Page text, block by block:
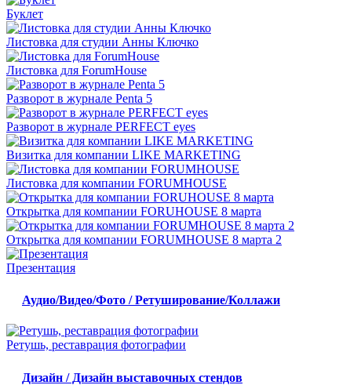
Буклет
Листовка для студии Анны Ключко
Листовка для ForumHouse
Разворот в журнале Penta 5
Разворот в журнале PERFECT eyes
Визитка для компании LIKE MARKETING
Листовка для компании FORUMHOUSE
Открытка для компании FORUHOUSE 8 марта
Открытка для компании FORUMHOUSE 8 марта 2
Презентация
Аудио/Видео/Фото / Ретуширование/Коллажи
Ретушь, реставрация фотографии
Дизайн / Дизайн выставочных стендов